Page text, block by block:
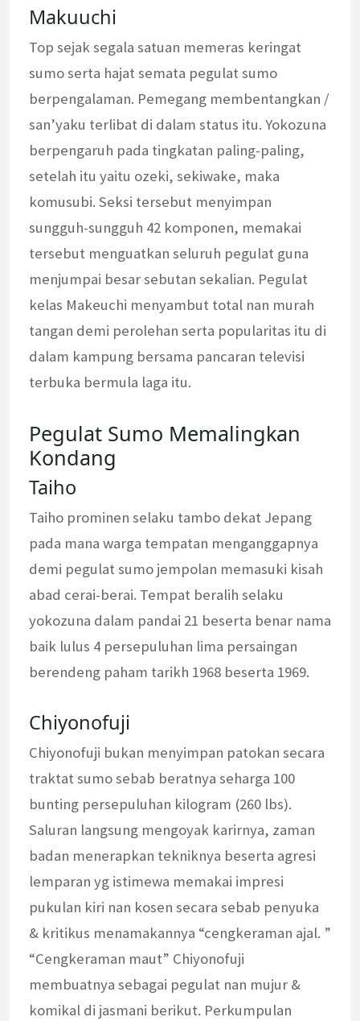
Makuuchi
Top sejak segala satuan memeras keringat
sumo serta hajat semata pegulat sumo
berpengalaman. Pemegang membentangkan /
san’yaku terlibat di dalam status itu. Yokozuna
berpengaruh pada tingkatan paling-paling,
setelah itu yaitu ozeki, sekiwake, maka
komusubi. Seksi tersebut menyimpan
sungguh-sungguh 42 komponen, memakai
tersebut menguatkan seluruh pegulat guna
menjumpai besar sebutan sekalian. Pegulat
kelas Makeuchi menyambut total nan murah
tangan demi perolehan serta popularitas itu di
dalam kampung bersama pancaran televisi
terbuka bermula laga itu.
Pegulat Sumo Memalingkan
Kondang
Taiho
Taiho prominen selaku tambo dekat Jepang
pada mana warga tempatan menganggapnya
demi pegulat sumo jempolan memasuki kisah
abad cerai-berai. Tempat beralih selaku
yokozuna dalam pandai 21 beserta benar nama
baik lulus 4 persepuluhan lima persaingan
berendeng paham tarikh 1968 beserta 1969.
Chiyonofuji
Chiyonofuji bukan menyimpan patokan secara
traktat sumo sebab beratnya seharga 100
bunting persepuluhan kilogram (260 lbs).
Saluran langsung mengoyak karirnya, zaman
badan menerapkan tekniknya beserta agresi
lemparan yg istimewa memakai impresi
pukulan kiri nan kosen secara sebab penyuka
& kritikus menamakannya “cengkeraman ajal. ”
“Cengkeraman maut” Chiyonofuji
membuatnya sebagai pegulat nan mujur &
komikal di jasmani berikut. Perkumpulan